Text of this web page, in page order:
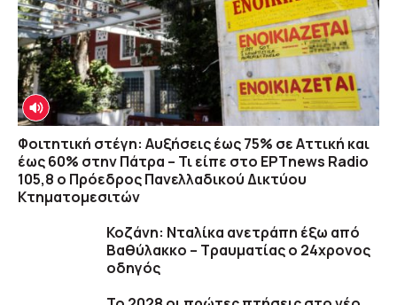
Φοιτητική στέγη: Αυξήσεις έως 75% σε Αττική και
έως 60% στην Πάτρα – Τι είπε στο ΕΡΤnews Radio
105,8 ο Πρόεδρος Πανελλαδικού Δικτύου
Κτηματομεσιτών
Κοζάνη: Νταλίκα ανετράπη έξω από
Βαθύλακκο – Τραυματίας ο 24χρονος
οδηγός